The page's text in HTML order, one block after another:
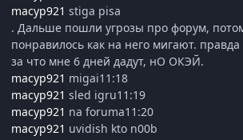
macyp921 stiga pisa
. Дальше пошли угрозы про форум,
понравилось как на него мигают.
за что мне 6 дней дадут, нО ОКЭЙ.
macyp921 migai11:18
macyp921 sled igru11:19
macyp921 na foruma11:20
macyp921 uvidish kto n00b